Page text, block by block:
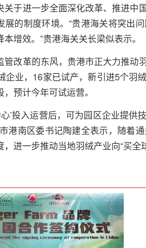
关于进一步全面深化改革、推进
展的制度环境。“贵港海关将突出
增效。”贵港海关关长梁似表示。
管改革的东风，贵港市正大力推动
企业，16家已试产，新引进5个羽
预计今年可试运营。
心’投入运营后，可为园区企业提
港南区委书记陶建全表示，随着
，进一步推动当地羽绒产业向“买